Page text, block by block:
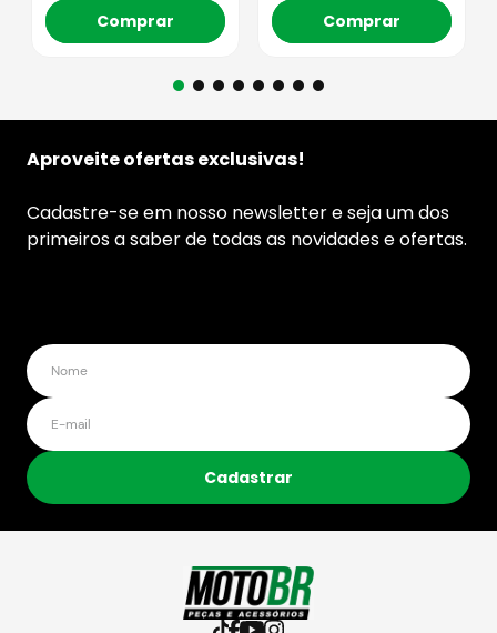
Comprar Comprar
Aproveite ofertas exclusivas!
Cadastre-se em nosso newsletter e seja um dos
primeiros a saber de todas as novidades e ofertas.
Cadastrar